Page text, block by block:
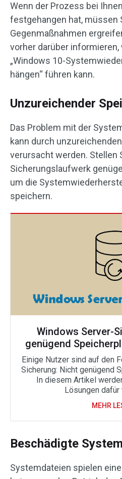
Wenn der Prozess bei
festgehangen hat, müssen
Gegenmaßnahmen
vorher darüber
„Windows 10-
hängen“ führen kann.
Unzureichender
Das Problem mit der
kann durch
verursacht werden. Stellen
Sicherungslaufwerk
um die
speichern.
Windows Server-
genügend
Einige Nutzer sind auf den
Sicherung: Nicht genügend
In diesem Artikel
Lösungen
MEHR
Beschädigte
Systemdateien spielen